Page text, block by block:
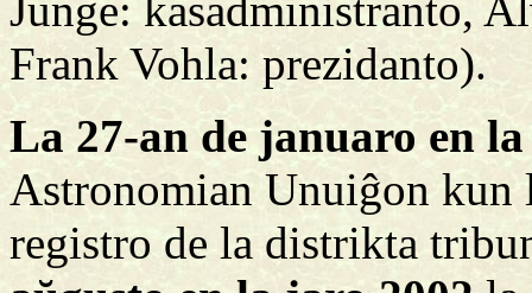
Junge: kasadministranto,
Frank Vohla: prezidanto).
La 27-an de januaro en
Astronomian Unuiĝon kun
registro de la distrikta